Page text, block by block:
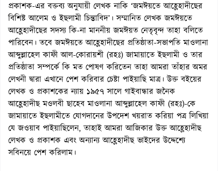
প্রকাশক-এর বক্তব্য অনুযায়ী লেখক নাকি ‘জমঈয়তে আহ্লেহাদীছের
বিশিষ্ট আলেম ও ইছলামী চিন্তাবিদ’। সম্মানিত লেখক জমঈয়তে
আহ্লেহাদীছের সদস্য কি-না মাননীয় জমঈয়ত নেতৃবৃন্দ তাহা বলিতে
পারিবেন। তবে জমঈয়তে আহ্লেহাদীছের প্রতিষ্ঠাতা-সভাপতি মাওলানা
আব্দুল্লাহেল কাফী আল-কোরায়শী (রহঃ) জামায়াতে ইছলামী ও তার
প্রতিষ্ঠাতা সম্পর্কে কি মত পোষণ করিতেন তাহা আমরা তাঁহার অমর
লেখনী দ্বারা এখানে পেশ করিবার চেষ্টা পাইয়াছি মাত্র। উক্ত বইয়ের
লেখক ও প্রকাশকের ন্যায় ১৯৫৭ সালে গাইবান্ধার জনৈক
আহ্লেহাদীছ মওলবী ছাহেব মাওলানা আব্দুল্লাহেল কাফী (রহঃ)-কে
জামায়াতে ইছলামীতে যোগদানের উপদেশ খয়রাত করিয়া পত্র লিখিয়া
যে জওয়াব পাইয়াছিলেন, তাহাই আমরা আজিকার উক্ত আহ্লেহাদীছ
লেখক ও প্রকাশক এবং অন্যান্য আহ্লেহাদীছ ভাইদের উদ্দেশ্যে
সবিনয়ে পেশ করিলাম।